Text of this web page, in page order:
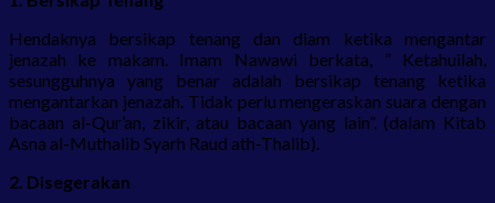
Hendaknya bersikap tenang dan diam ketika mengantar
jenazah ke makam. Imam Nawawi berkata, ” Ketahuilah,
sesungguhnya yang benar adalah bersikap tenang ketika
mengantarkan jenazah. Tidak perlu mengeraskan suara dengan
bacaan al-Qur’an, zikir, atau bacaan yang lain”. (dalam Kitab
Asna al-Muthalib Syarh Raud ath-Thalib).
2. Disegerakan